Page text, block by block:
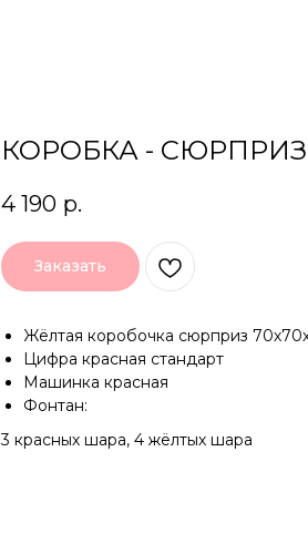
КОРОБКА - СЮРПРИЗ
4 190 р.
Заказать
Жёлтая коробочка сюрприз
Цифра красная стандарт
Машинка красная
Фонтан:
3 красных шара, 4 жёлтых шара